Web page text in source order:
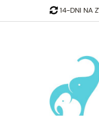
14-DNI NA